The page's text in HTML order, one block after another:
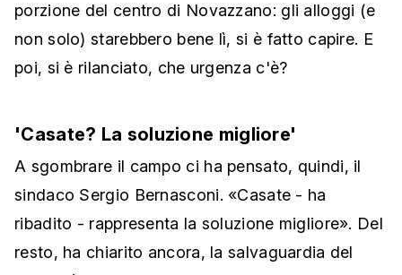
porzione del centro di Novazzano: gli alloggi (e
non solo) starebbero bene lì, si è fatto capire. E
poi, si è rilanciato, che urgenza c'è?
'Casate? La soluzione migliore'
A sgombrare il campo ci ha pensato, quindi, il
sindaco Sergio Bernasconi. «Casate - ha
ribadito - rappresenta la soluzione migliore». Del
resto, ha chiarito ancora, la salvaguardia del